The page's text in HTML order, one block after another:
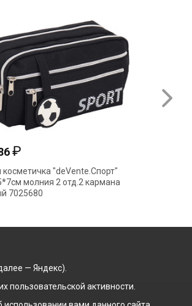
"deVente.Спорт"
2 отд.2 кармана
— Яндекс).
активности.